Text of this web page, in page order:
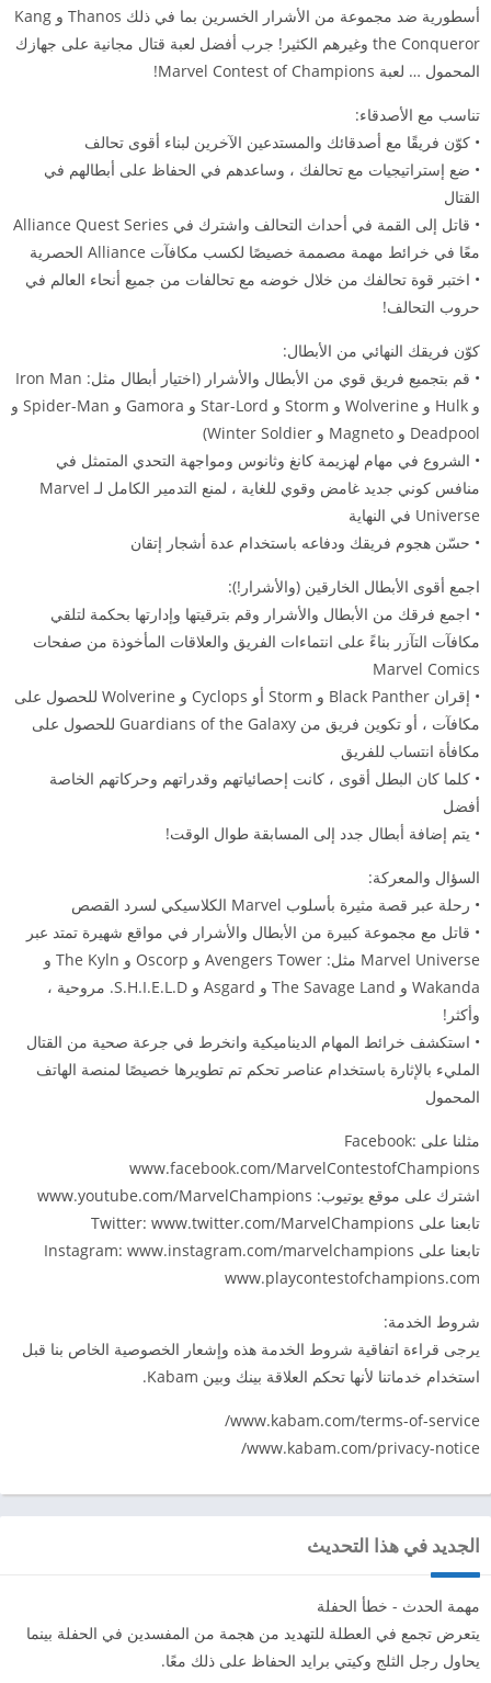
أسطورية ضد مجموعة من الأشرار الخسرين بما في ذلك Thanos و Kang
the Conqueror وغيرهم الكثير! جرب أفضل لعبة قتال مجانية على جهازك
المحمول … لعبة Marvel Contest of Champions!
تناسب مع الأصدقاء:
• كوّن فريقًا مع أصدقائك والمستدعين الآخرين لبناء أقوى تحالف
• ضع إستراتيجيات مع تحالفك ، وساعدهم في الحفاظ على أبطالهم في
القتال
• قاتل إلى القمة في أحداث التحالف واشترك في Alliance Quest Series
معًا في خرائط مهمة مصممة خصيصًا لكسب مكافآت Alliance الحصرية
• اختبر قوة تحالفك من خلال خوضه مع تحالفات من جميع أنحاء العالم في
حروب التحالف!
كوّن فريقك النهائي من الأبطال:
• قم بتجميع فريق قوي من الأبطال والأشرار (اختيار أبطال مثل: Iron Man
و Hulk و Wolverine و Storm و Star-Lord و Gamora و Spider-Man و
Deadpool و Magneto و Winter Soldier)
• الشروع في مهام لهزيمة كانغ وثانوس ومواجهة التحدي المتمثل في
منافس كوني جديد غامض وقوي للغاية ، لمنع التدمير الكامل لـ Marvel
Universe في النهاية
• حسّن هجوم فريقك ودفاعه باستخدام عدة أشجار إتقان
اجمع أقوى الأبطال الخارقين (والأشرار!):
• اجمع فرقك من الأبطال والأشرار وقم بترقيتها وإدارتها بحكمة لتلقي
مكافآت التآزر بناءً على انتماءات الفريق والعلاقات المأخوذة من صفحات
Marvel Comics
• إقران Black Panther و Storm أو Cyclops و Wolverine للحصول على
مكافآت ، أو تكوين فريق من Guardians of the Galaxy للحصول على
مكافأة انتساب للفريق
• كلما كان البطل أقوى ، كانت إحصائياتهم وقدراتهم وحركاتهم الخاصة
أفضل
• يتم إضافة أبطال جدد إلى المسابقة طوال الوقت!
السؤال والمعركة:
• رحلة عبر قصة مثيرة بأسلوب Marvel الكلاسيكي لسرد القصص
• قاتل مع مجموعة كبيرة من الأبطال والأشرار في مواقع شهيرة تمتد عبر
Marvel Universe مثل: Avengers Tower و Oscorp و The Kyln و
Wakanda و The Savage Land و Asgard و S.H.I.E.L.D. مروحية ،
وأكثر!
• استكشف خرائط المهام الديناميكية وانخرط في جرعة صحية من القتال
المليء بالإثارة باستخدام عناصر تحكم تم تطويرها خصيصًا لمنصة الهاتف
المحمول
مثلنا على Facebook:
www.facebook.com/MarvelContestofChampions
اشترك على موقع يوتيوب: www.youtube.com/MarvelChampions
تابعنا على Twitter: www.twitter.com/MarvelChampions
تابعنا على Instagram: www.instagram.com/marvelchampions
www.playcontestofchampions.com
شروط الخدمة:
يرجى قراءة اتفاقية شروط الخدمة هذه وإشعار الخصوصية الخاص بنا قبل
استخدام خدماتنا لأنها تحكم العلاقة بينك وبين Kabam.
www.kabam.com/terms-of-service/
www.kabam.com/privacy-notice/
الجديد في هذا التحديث
مهمة الحدث - خطأ الحفلة
يتعرض تجمع في العطلة للتهديد من هجمة من المفسدين في الحفلة بينما
يحاول رجل الثلج وكيتي برايد الحفاظ على ذلك معًا.